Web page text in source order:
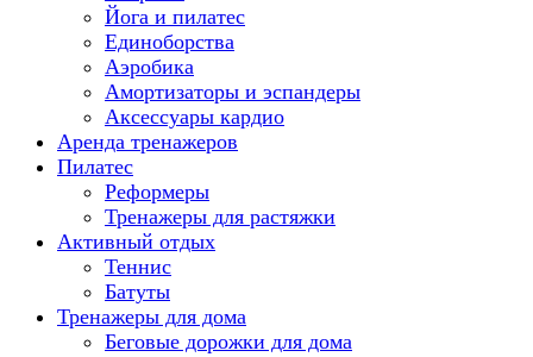
Йога и пилатес
Единоборства
Аэробика
Амортизаторы и эспандеры
Аксессуары кардио
Аренда тренажеров
Пилатес
Реформеры
Тренажеры для растяжки
Активный отдых
Теннис
Батуты
Тренажеры для дома
Беговые дорожки для дома